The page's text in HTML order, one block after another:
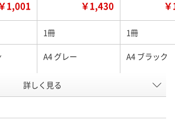
1,001 ￥1,430
1冊 1冊
A4 グレー A4 ブラック
RE29173 RH29175
詳しく見る